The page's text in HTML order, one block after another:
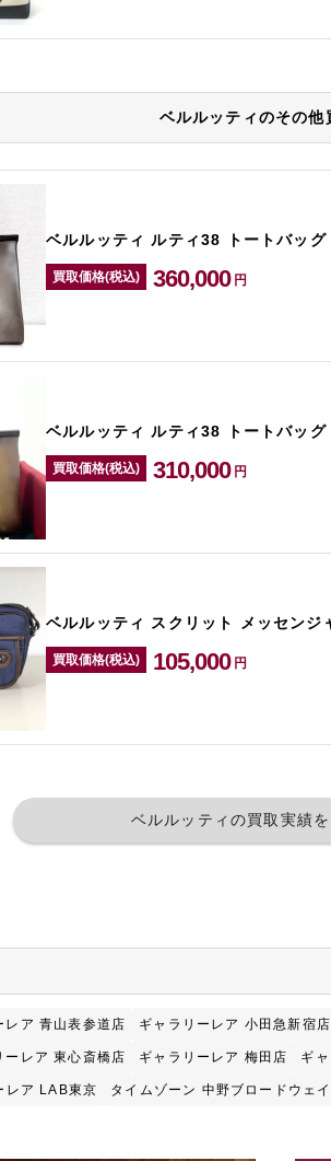
ベルルッティのその他
ベルルッティ ルティ38 トートバッ
買取価格(税込) 360,000 円
ベルルッティ ルティ38 トートバッ
買取価格(税込) 310,000 円
ベルルッティ スクリット メッセン
買取価格(税込) 105,000 円
ベルルッティの買取実績
レア 青山表参道店 ギャラリーレア 小田急新宿店
ーレア 東心斎橋店 ギャラリーレア 梅田店 ギ
レア LAB東京 タイムゾーン 中野ブロードウェイ